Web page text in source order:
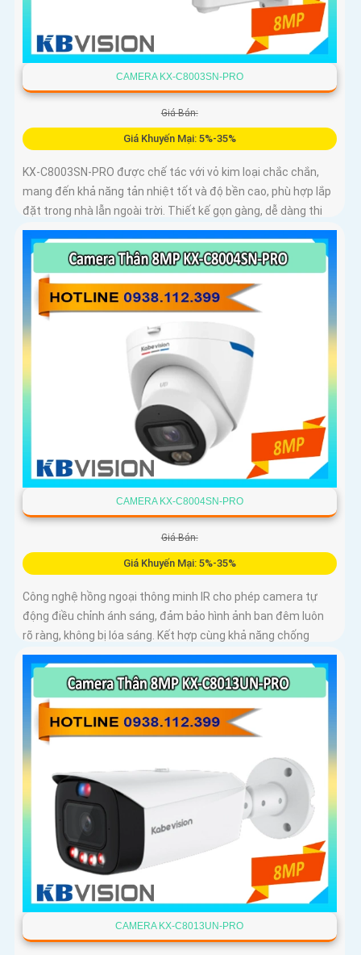
CAMERA KX-C8003SN-PRO
Giá Bán:
Giá Khuyến Mại: 5%-35%
KX-C8003SN-PRO được chế tác với vỏ kim loại chắc chắn,
mang đến khả năng tản nhiệt tốt và độ bền cao, phù hợp lắp
đặt trong nhà lẫn ngoài trời. Thiết kế gọn gàng, dễ dàng thi
công, tiết kiệm thời gian và chi phí cho người dùng
CAMERA KX-C8004SN-PRO
Giá Bán:
Giá Khuyến Mại: 5%-35%
Công nghệ hồng ngoại thông minh IR cho phép camera tự
động điều chỉnh ánh sáng, đảm bảo hình ảnh ban đêm luôn
rõ ràng, không bị lóa sáng. Kết hợp cùng khả năng chống
ngược sáng (DWDR) và giảm nhiễu (3DNR), hình ảnh thu
được luôn mượt mà, màu sắc chân thực và chi tiết rõ nét,
ngay cả trong môi trường ánh sáng yếu hoặc ánh sáng phức
tạp như ngược sáng hoặc chói nắng
CAMERA KX-C8013UN-PRO